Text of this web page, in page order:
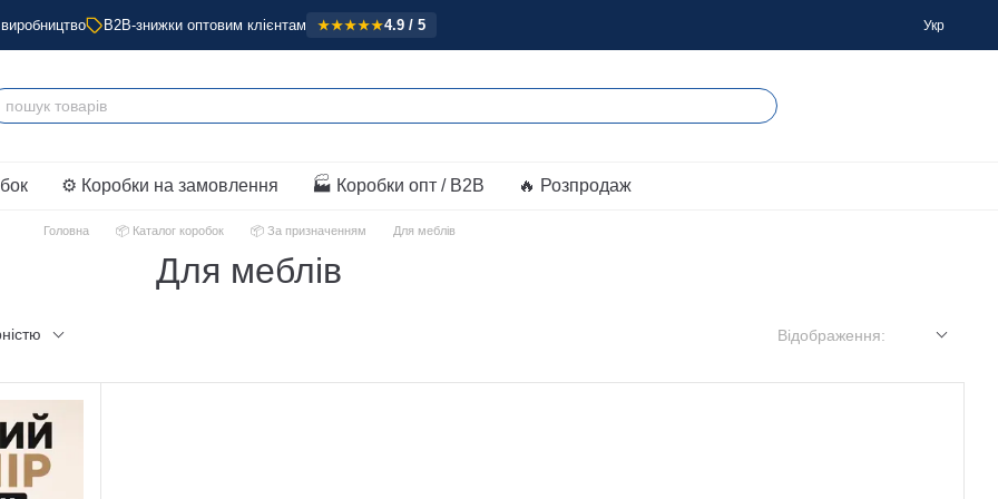
B2B-знижки оптовим клієнтам ★★★★★4.9 / 5 Укр
⚙️ Коробки на замовлення 🏭 Коробки опт / B2B 🔥 Розпродаж
Головна 📦 Каталог коробок 📦 За призначенням Для меблів
Для меблів
Відображення: